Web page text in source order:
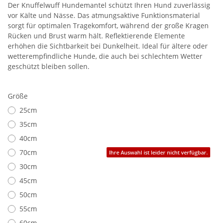
Der Knuffelwuff Hundemantel schützt Ihren Hund zuverlässig
vor Kälte und Nässe. Das atmungsaktive Funktionsmaterial
sorgt für optimalen Tragekomfort, während der große Kragen
Rücken und Brust warm hält. Reflektierende Elemente
erhöhen die Sichtbarkeit bei Dunkelheit. Ideal für ältere oder
wetterempfindliche Hunde, die auch bei schlechtem Wetter
geschützt bleiben sollen.
Größe
25cm
35cm
40cm
70cm
Ihre Auswahl ist leider nicht verfügbar.
30cm
45cm
50cm
55cm